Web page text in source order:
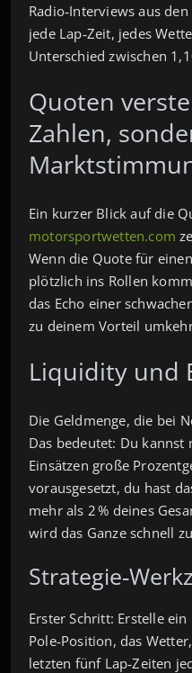
Radio‑Interviews aus
jede Lap‑Zeit, jedes
Unterschied zwischen
Quoten
Zahlen,
Ein kurzer Blick auf die
motorsportwetten.com
Wenn die Quote für
plötzlich ins Rollen
das Echo einer
zu deinem Vorteil
Liquidity und
Die Geldmenge, die bei
Das bedeutet: Du
Einsätzen große
vorausgesetzt, du hast
mehr als 2 % deines
wird das Ganze schnell
Erster Schritt: Erstelle
Pole‑Position, das
letzten fünf Lap‑Zeiten